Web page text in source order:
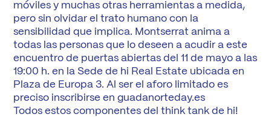
móviles y muchas otras herramientas a medida,
pero sin olvidar el trato humano con la
sensibilidad que implica. Montserrat anima a
todas las personas que lo deseen a acudir a este
encuentro de puertas abiertas del 11 de mayo a las
19:00 h. en la Sede de hi Real Estate ubicada en
Plaza de Europa 3. Al ser el aforo limitado es
preciso inscribirse en guadanorteday.es
Todos estos componentes del think tank de hi!